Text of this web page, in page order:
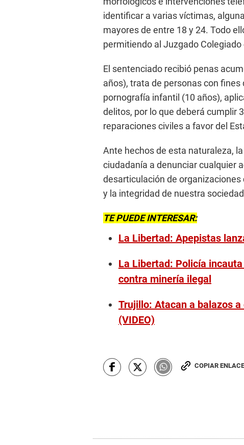
identificar a varias víctimas,
mayores de entre 18 y 24. Todo
permitiendo al Juzgado
El sentenciado recibió penas
años), trata de personas con
pornografía infantil (10 años),
delitos, por lo que deberá cumplir
reparaciones civiles a favor del
Ante hechos de esta naturaleza,
ciudadanía a denunciar cualquier
desarticulación de
y la integridad de nuestra
TE PUEDE INTERESAR:
La Libertad: Apepistas
La Libertad: Policía
contra minería ilegal
Trujillo: Atacan a balazos
(VIDEO)
COPIAR ENLACE